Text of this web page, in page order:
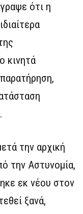
ότι η
κινητά
την αρχική
την Αστυνομία,
εκ νέου στον
ξανά,